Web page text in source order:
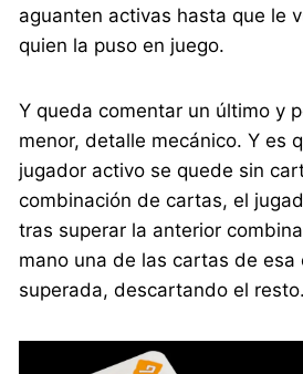
aguanten activas hasta que le
quien la puso en juego.
Y queda comentar un último y
menor, detalle mecánico. Y es
jugador activo se quede sin
combinación de cartas, el
tras superar la anterior
mano una de las cartas de esa
superada, descartando el resto.